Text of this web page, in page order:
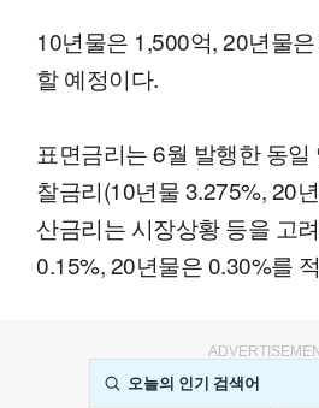
10년물은 1,500억, 20년물
할 예정이다.
표면금리는 6월 발행한 동
찰금리(10년물 3.275%, 20
산금리는 시장상황 등을 고
0.15%, 20년물은 0.30%를